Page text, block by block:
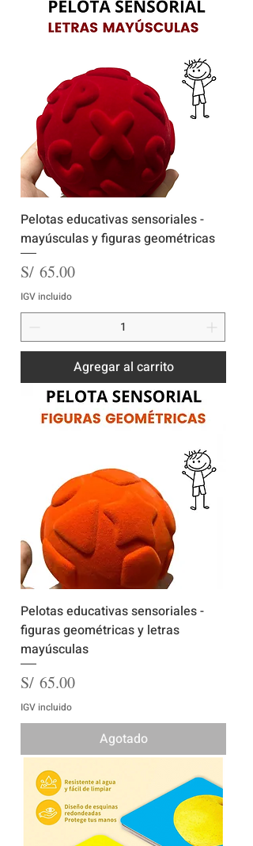
Pelotas educativas sensoriales -
mayúsculas y figuras geométricas
Precio
S/ 65.00
IGV incluido
Agregar al carrito
Pelotas educativas sensoriales -
figuras geométricas y letras
mayúsculas
Precio
S/ 65.00
IGV incluido
Agotado